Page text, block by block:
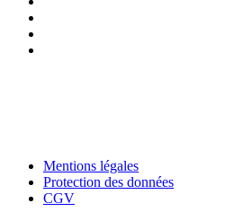
Mentions légales
Protection des données
CGV